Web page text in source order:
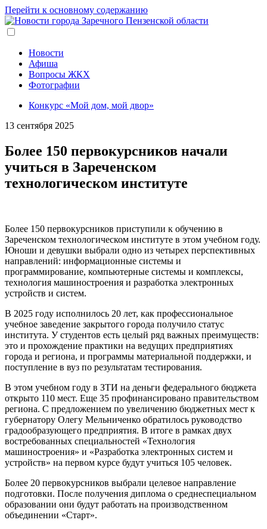
Перейти к основному содержанию
Новости
Афиша
Вопросы ЖКХ
Фотографии
Конкурс «Мой дом, мой двор»
13 сентября 2025
Более 150 первокурсников начали
учиться в Зареченском
технологическом институте
Более 150 первокурсников приступили к обучению в
Зареченском технологическом институте в этом учебном году.
Юноши и девушки выбрали одно из четырех перспективных
направлений: информационные системы и
программирование, компьютерные системы и комплексы,
технология машиностроения и разработка электронных
устройств и систем.
В 2025 году исполнилось 20 лет, как профессиональное
учебное заведение закрытого города получило статус
института. У студентов есть целый ряд важных преимуществ:
это и прохождение практики на ведущих предприятиях
города и региона, и программы материальной поддержки, и
поступление в вуз по результатам тестирования.
В этом учебном году в ЗТИ на деньги федерального бюджета
открыто 110 мест. Еще 35 профинансировано правительством
региона. С предложением по увеличению бюджетных мест к
губернатору Олегу Мельниченко обратилось руководство
градообразующего предприятия. В итоге в рамках двух
востребованных специальностей «Технология
машиностроения» и «Разработка электронных систем и
устройств» на первом курсе будут учиться 105 человек.
Более 20 первокурсников выбрали целевое направление
подготовки. После получения диплома о среднеспециальном
образовании они будут работать на производственном
объединении «Старт».